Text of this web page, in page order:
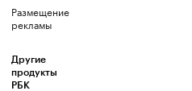
Размещение
рекламы
Другие
продукты
РБК